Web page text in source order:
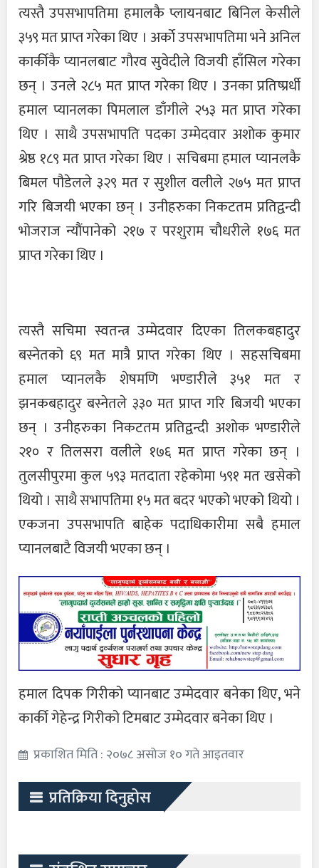
त्यस्तै उपसभापतिमा हमालकै प्लायनबाट बिनिल केसीले
३५९ मत प्राप्त गरेका थिए । अर्काे उपसभापतिमा भने अनिल
कार्कीकै प्यानलबाट गौरव सुवेदीले विजयी हाँसिल गरेका
छन् । उनले २८५ मत प्राप्त गरेका थिए । उनका प्रतिष्प्रर्धी
हमाल प्यानलका पिमलाल डाँगीले २५३ मत प्राप्त गरेका
थिए । साथै उपसभापति पदका उम्मेदवार अशोक कुमार
श्रेष्ठ १८९ मत प्राप्त गरेका थिए । सचिबमा हमाल प्यानलकै
बिमल पौडेलले ३२९ मत र सुशील वलीले २७५ मत प्राप्त
गरि बिजयी भएका छन् । उनीहरुका निकटतम प्रतिद्वन्दी
भोजराज न्यौंपानेको २१७ र परशुराम चौधरीले १७६ मत
प्राप्त गरेका थिए ।
त्यस्तै सचिमा स्वतन्त्र उम्मेदवार दिएका तिलकबहादुर
बस्नेतको ६९ मत मात्रै प्राप्त गरेका थिए । सहसचिबमा
हमाल प्यानलकै शेषमणि भण्डारीले ३५१ मत र
झनकबहादुर बस्नेतले ३३० मत प्राप्त गरि बिजयी भएका
छन् । उनीहरुका निकटतम प्रतिद्वन्दी अशोक भण्डारीले
२१० र तिलसरा वलीले १७६ मत प्राप्त गरेका छन् ।
तुलसीपुरमा कुल ५९३ मतदाता रहेकोमा ५९१ मत खसेको
थियो । साथै सभापतिमा १५ मत बदर भएको भएको थियो ।
एकजना उपसभापति बाहेक पदाधिकारीमा सबै हमाल
प्यानलबाटै विजयी भएका छन् ।
हमाल दिपक गिरीको प्यानबाट उम्मेदवार बनेका थिए, भने
कार्की गेहेन्द्र गिरीको टिमबाट उम्मेदवार बनेका थिए ।
प्रकाशित मिति : २०७८ असोज १० गते आइतवार
प्रतिक्रिया दिनुहोस